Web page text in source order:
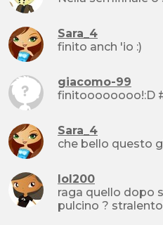
Sara_4
finito anch 'io :)
giacomo-99
finitoooooooo!:D
Sara_4
che bello questo
lol200
raga quello dopo
pulcino ?